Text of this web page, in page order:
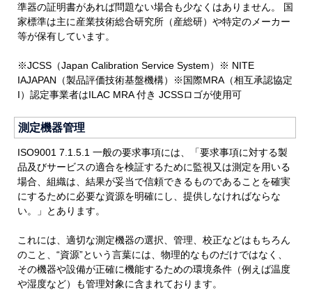
準器の証明書があれば問題ない場合も少なくはありません。 国
家標準は主に産業技術総合研究所（産総研）や特定のメーカー
等が保有しています。
※JCSS（Japan Calibration Service System）※ NITE
IAJAPAN（製品評価技術基盤機構）※国際MRA（相互承認協定
I）認定事業者はILAC MRA 付き JCSSロゴが使用可
測定機器管理
ISO9001 7.1.5.1 一般の要求事項には、「要求事項に対する製
品及びサービスの適合を検証するために監視又は測定を用いる
場合、組織は、結果が妥当で信頼できるものであることを確実
にするために必要な資源を明確にし、提供しなければならな
い。」とあります。
これには、適切な測定機器の選択、管理、校正などはもちろん
のこと、“資源”という言葉には、物理的なものだけではなく、
その機器や設備が正確に機能するための環境条件（例えば温度
や湿度など）も管理対象に含まれております。